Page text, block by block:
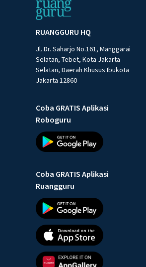
RUANGGURU HQ
Jl. Dr. Saharjo No.161, Manggarai
Selatan, Tebet, Kota Jakarta
Selatan, Daerah Khusus Ibukota
Jakarta 12860
Coba GRATIS Aplikasi
Roboguru
Coba GRATIS Aplikasi
Ruangguru